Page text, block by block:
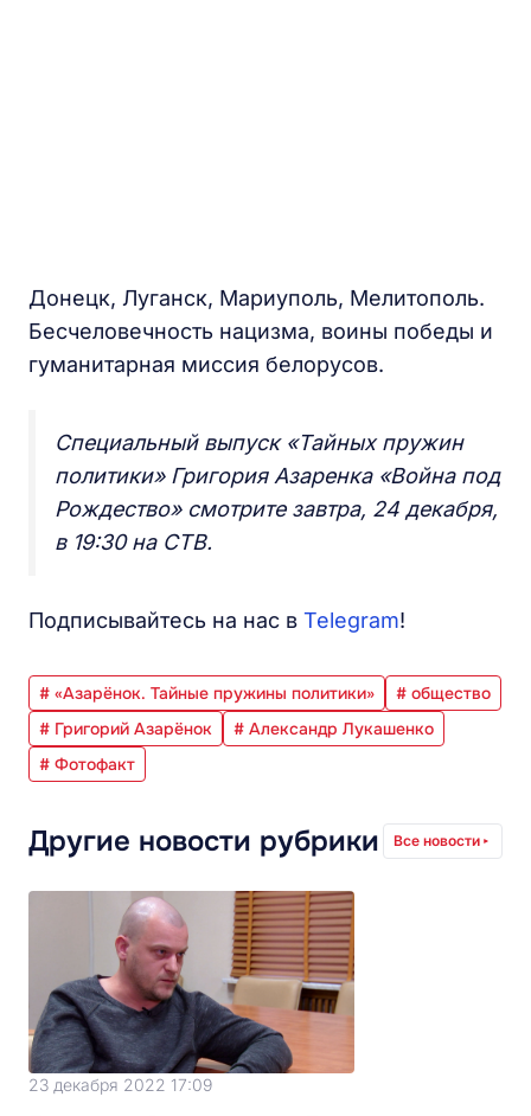
Донецк, Луганск, Мариуполь, Мелитополь.
Бесчеловечность нацизма, воины победы и
гуманитарная миссия белорусов.
Специальный выпуск «Тайных пружин
политики» Григория Азаренка «Война под
Рождество» смотрите завтра, 24 декабря,
в 19:30 на СТВ.
Подписывайтесь на нас в Telegram!
# «Азарёнок. Тайные пружины политики»
# общество
# Григорий Азарёнок
# Александр Лукашенко
# Фотофакт
Другие новости рубрики Все новости
23 декабря 2022 17:09